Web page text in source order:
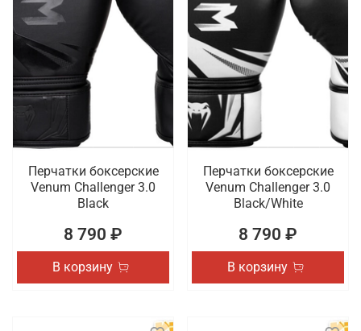
Перчатки боксерские
Venum Challenger 3.0
Black
8 790 ₽
В корзину
Перчатки боксерские
Venum Challenger 3.0
Black/White
8 790 ₽
В корзину